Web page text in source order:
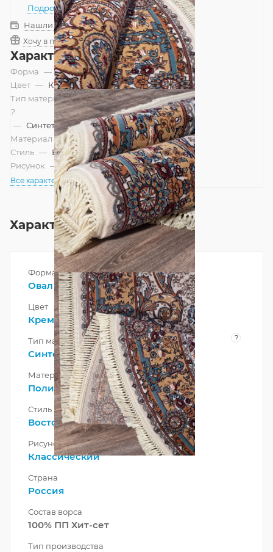
Подробнее
Нашли дешевле?
Хочу в подарок
Характеристики
Форма — Овал
Цвет — Кремовый
Тип материала
?
— Синтетический
Материал — Полипропилен
Стиль — Восточный
Рисунок — Классический
Все характеристики
Характеристики
Форма
Овал
Цвет
Кремовый
Тип материала ?
Синтетический
Материал
Полипропилен
Стиль
Восточный
Рисунок
Классический
Страна
Россия
Состав ворса
100% ПП Хит-сет
Тип производства